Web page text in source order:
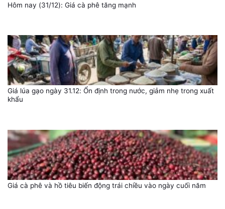
Hôm nay (31/12): Giá cà phê tăng mạnh
Giá lúa gạo ngày 31.12: Ổn định trong nước, giảm nhẹ trong xuất
khẩu
Giá cà phê và hồ tiêu biến động trái chiều vào ngày cuối năm